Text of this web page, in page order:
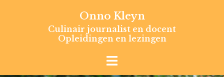
Onno Kleyn
Culinair journalist en docent
Opleidingen en lezingen